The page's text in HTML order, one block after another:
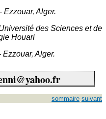
Ezzouar, Alger.
des Sciences et de
Houari
Alger.
sommaire suivant